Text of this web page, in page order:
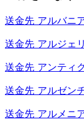
送金先 アルバニ
送金先 アルジェ
送金先 アンティ
送金先 アルゼン
送金先 アルメニ